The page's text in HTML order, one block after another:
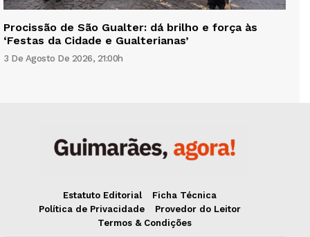
Procissão de São Gualter: dá brilho e força às
‘Festas da Cidade e Gualterianas’
3 De Agosto De 2026, 21:00h
Estatuto Editorial
Ficha Técnica
Política de Privacidade
Provedor do Leitor
Termos & Condições